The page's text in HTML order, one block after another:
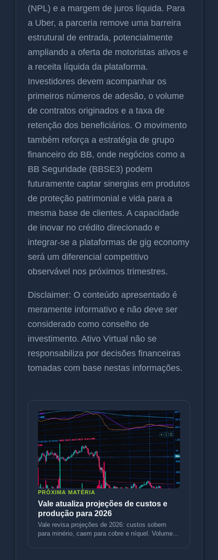
(NPL) e a margem de juros líquida. Para
a Uber, a parceria remove uma barreira
estrutural de entrada, potencialmente
ampliando a oferta de motoristas ativos e
a receita líquida da plataforma.
Investidores devem acompanhar os
primeiros números de adesão, o volume
de contratos originados e a taxa de
retenção dos beneficiários. O movimento
também reforça a estratégia de grupo
financeiro do BB, onde negócios como a
BB Seguridade (BBSE3) podem
futuramente captar sinergias em produtos
de proteção patrimonial e vida para a
mesma base de clientes. A capacidade
de inovar no crédito direcionado e
integrar-se a plataformas de gig economy
será um diferencial competitivo
observável nos próximos trimestres.
Disclaimer: O conteúdo apresentado é
meramente informativo e não deve ser
considerado como conselho de
investimento. Ativo Virtual não se
responsabiliza por decisões financeiras
tomadas com base nestas informações.
PRÓXIMA MATÉRIA
Vale atualiza projeções de custos e
produção para 2026
Vale revisa projeções de 2026: custos sobem
para minério, caem para cobre e níquel. Volumes